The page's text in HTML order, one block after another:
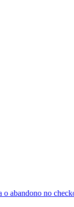
o abandono no